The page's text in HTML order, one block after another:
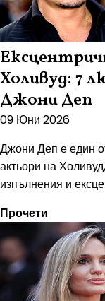
Холивуд: 7
Джони Деп
09 Юни 2026
Джони Деп е един
актьори на
изпълнения и
Прочети